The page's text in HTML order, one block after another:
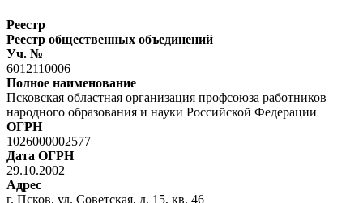
Реестр
Реестр общественных объединений
Уч. №
6012110006
Полное наименование
Псковская областная организация профсоюза работников
народного образования и науки Российской Федерации
ОГРН
1026000002577
Дата ОГРН
29.10.2002
Адрес
г. Псков, ул. Советская, д. 15, кв. 46